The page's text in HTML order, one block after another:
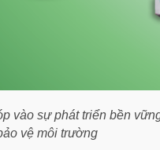
sự phát triển bền
vệ môi trường